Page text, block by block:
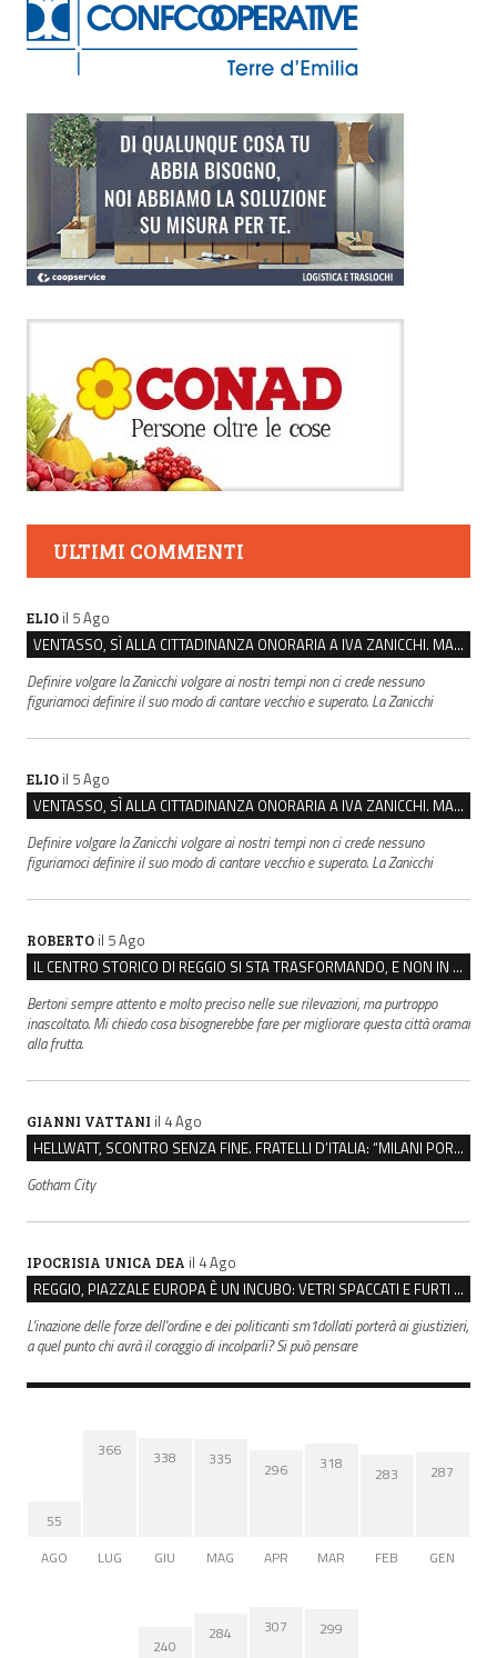
ULTIMI COMMENTI
ELIO il 5 Ago
VENTASSO, SÌ ALLA CITTADINANZA ONORARIA A IVA ZANICCHI. MA BARGIACCHI: “È DI PESSIMO GUSTO”
Definire volgare la Zanicchi volgare ai nostri tempi non ci crede nessuno
figuriamoci definire il suo modo di cantare vecchio e superato. La Zanicchi
ELIO il 5 Ago
VENTASSO, SÌ ALLA CITTADINANZA ONORARIA A IVA ZANICCHI. MA BARGIACCHI: “È DI PESSIMO GUSTO”
Definire volgare la Zanicchi volgare ai nostri tempi non ci crede nessuno
figuriamoci definire il suo modo di cantare vecchio e superato. La Zanicchi
ROBERTO il 5 Ago
IL CENTRO STORICO DI REGGIO SI STA TRASFORMANDO, E NON IN MEGLIO
Bertoni sempre attento e molto preciso nelle sue rilevazioni, ma purtroppo
inascoltato. Mi chiedo cosa bisognerebbe fare per migliorare questa città oramai
alla frutta.
GIANNI VATTANI il 4 Ago
HELLWATT, SCONTRO SENZA FINE. FRATELLI D’ITALIA: “MILANI PORTA DOCUMENTI, DE FRANCO INSULTI”
Gotham City
IPOCRISIA UNICA DEA il 4 Ago
REGGIO, PIAZZALE EUROPA È UN INCUBO: VETRI SPACCATI E FURTI SULLE AUTO IN SOSTA
L'inazione delle forze dell'ordine e dei politicanti sm1dollati porterà ai giustizieri,
a quel punto chi avrà il coraggio di incolparli? Si può pensare
55
AGO
366
LUG
338
GIU
335
MAG
296
APR
318
MAR
283
FEB
287
GEN
240
284 307 299